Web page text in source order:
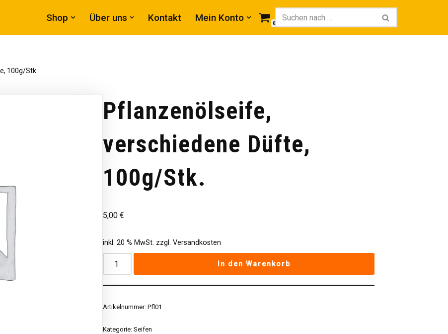
Shop Über uns Kontakt Mein Konto 0
100g/Stk.
Pflanzenölseife,
verschiedene Düfte,
100g/Stk.
5,00€
inkl. 20 % MwSt. zzgl.Versandkosten
In den Warenkorb
Artikelnummer:Pfl01
Kategorie:Seifen